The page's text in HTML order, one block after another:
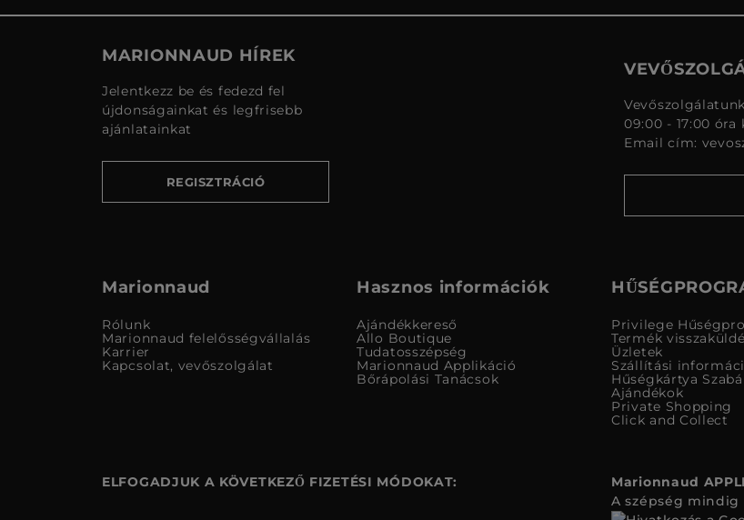
MARIONNAUD HÍREK
Jelentkezz be és fedezd fel
újdonságainkat és legfrisebb
ajánlatainkat
REGISZTRÁCIÓ
09:00 - 17:00 óra
Email cím:
Marionnaud
Rólunk
Marionnaud felelősségvállalás
Karrier
Kapcsolat, vevőszolgálat
Hasznos információk
Ajándékkereső
Allo Boutique
Tudatosszépség
Marionnaud Applikáció
Bőrápolási Tanácsok
Privilege
Termék
Üzletek
Szállítási
Hűségkártya
Ajándékok
Private Shopping
Click and Collect
ELFOGADJUK A KÖVETKEZŐ FIZETÉSI MÓDOKAT:
Marionnaud
A szépség